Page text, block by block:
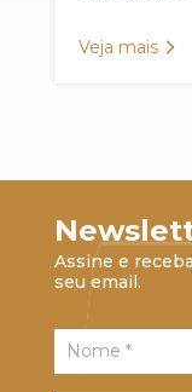
Veja mais
Assine e
seu email.